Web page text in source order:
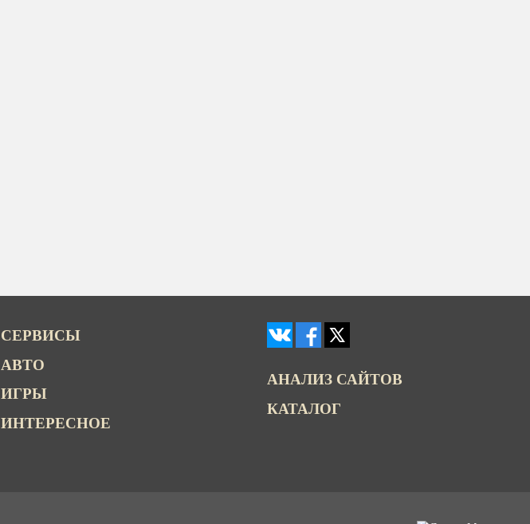
СЕРВИСЫ
АВТО
ИГРЫ
ИНТЕРЕСНОЕ
АНАЛИЗ САЙТОВ
КАТАЛОГ